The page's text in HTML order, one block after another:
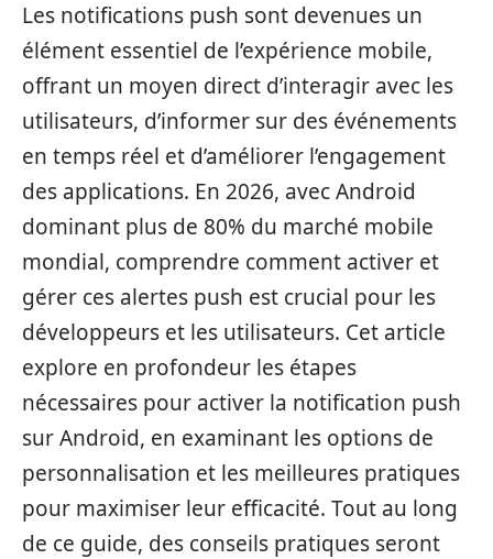
Les notifications push sont devenues un
élément essentiel de l’expérience mobile,
offrant un moyen direct d’interagir avec les
utilisateurs, d’informer sur des événements
en temps réel et d’améliorer l’engagement
des applications. En 2026, avec Android
dominant plus de 80% du marché mobile
mondial, comprendre comment activer et
gérer ces alertes push est crucial pour les
développeurs et les utilisateurs. Cet article
explore en profondeur les étapes
nécessaires pour activer la notification push
sur Android, en examinant les options de
personnalisation et les meilleures pratiques
pour maximiser leur efficacité. Tout au long
de ce guide, des conseils pratiques seront